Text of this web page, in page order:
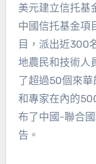
美元建立信托基
中國信托基金項
目，派出近300
地農民和技術人
了超過50個來華
和專家在內的
布了中國-聯合
告。